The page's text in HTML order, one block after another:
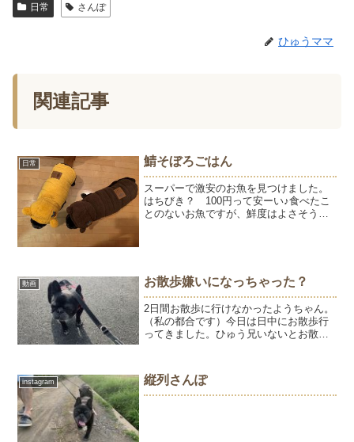
日常 さんぽ
ひゅうママ
関連記事
日常 鯖そぼろごはん
スーパーで激安のお魚を見つけました。
はちびき？ 100円って安ーい♪食べたこ
とのないお魚ですが、鮮度はよさそうな
動画 お散歩嫌いになっちゃった？
2日間お散歩に行けなかったようちゃん。
（私の都合です）今日は日中にお散歩行
ってきました。ひゅう兄いないとお散歩
今日はカートなしです。リードをつけて
いると、自分が止まれば...
instagram 縦列さんぽ